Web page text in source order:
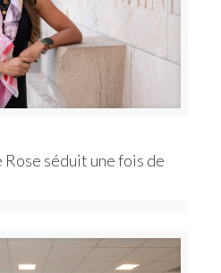
séduit une fois de